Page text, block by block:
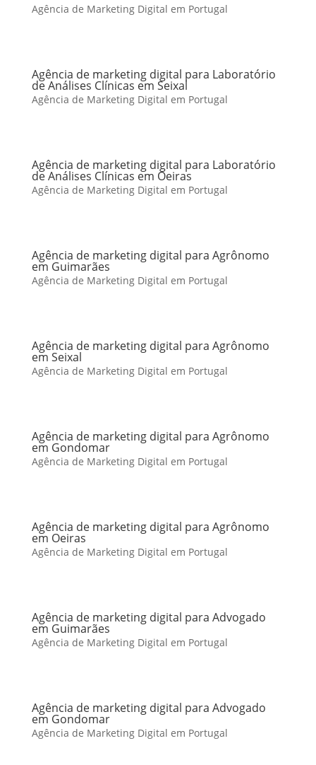
Agência de Marketing Digital em Portugal
Agência de marketing digital para Laboratório
de Análises Clínicas em Seixal
Agência de Marketing Digital em Portugal
Agência de marketing digital para Laboratório
de Análises Clínicas em Oeiras
Agência de Marketing Digital em Portugal
Agência de marketing digital para Agrônomo
em Guimarães
Agência de Marketing Digital em Portugal
Agência de marketing digital para Agrônomo
em Seixal
Agência de Marketing Digital em Portugal
Agência de marketing digital para Agrônomo
em Gondomar
Agência de Marketing Digital em Portugal
Agência de marketing digital para Agrônomo
em Oeiras
Agência de Marketing Digital em Portugal
Agência de marketing digital para Advogado
em Guimarães
Agência de Marketing Digital em Portugal
Agência de marketing digital para Advogado
em Gondomar
Agência de Marketing Digital em Portugal